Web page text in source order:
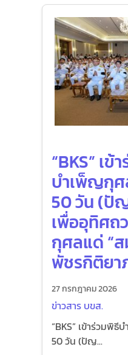
“BKS” เข้
บำเพ็ญกุศ
50 วัน (ปั
เพื่ออุทิศถ
กุศลแด่ “ส
พัชรกิติยา
27 กรกฎาคม 2026
ข่าวสาร บขส.
“BKS” เข้าร่วมพิธี
50 วัน (ปัญ...